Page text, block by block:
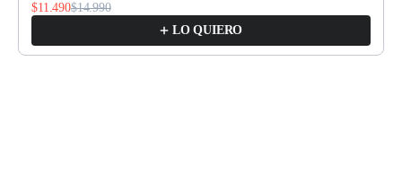
$11.490$14.990
LO QUIERO